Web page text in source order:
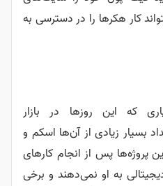
کار هکرها را در دسترسی به
که این روزها در بازار
بسیار زیادی از آن‌ها اسکم و
پروژه‌ها پس از انجام کارهای
به او نمی‌دهند و برخی